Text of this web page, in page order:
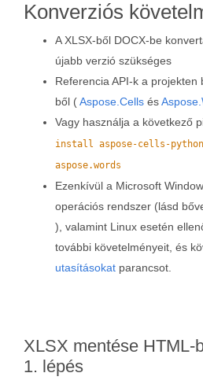
Konverziós
A XLSX-ből DOCX-be
újabb verzió szükséges
Referencia API-k a projekten
ből (Aspose.Cells és
Vagy használja a következő
install aspose-cells-python
aspose.words
Ezenkívül a Microsoft
operációs rendszer (lásd
), valamint Linux esetén
további követelményeit, és
utasításokat parancsot.
XLSX mentése HTML-
1. lépés